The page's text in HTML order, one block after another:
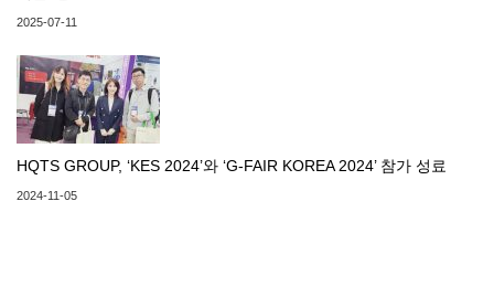
2025-07-11
HQTS GROUP, ‘KES 2024’와 ‘G-FAIR KOREA 2024’ 참가 성료
2024-11-05